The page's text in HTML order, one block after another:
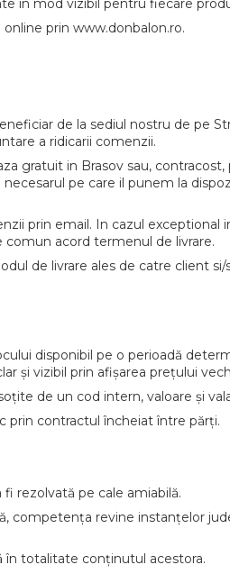
în mod vizibil pentru fiecare
prin www.donbalon.ro.
de la sediul nostru de pe
a ridicarii comenzii.
gratuit in Brasov sau, contracost,
pe care il punem la
prin email. In cazul exceptional
acord termenul de livrare.
de livrare ales de catre client
disponibil pe o perioadă
și vizibil prin afișarea prețului
de un cod intern, valoare și
prin contractul încheiat între părți.
rezolvată pe cale amiabilă.
competența revine instanțelor
în totalitate conținutul acestora.